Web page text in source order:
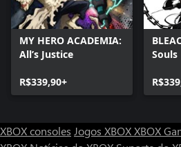
MY HERO ACADEMIA:
All’s Justice
R$339,90+
Souls
XBOX consoles Jogos XBOXXBOX